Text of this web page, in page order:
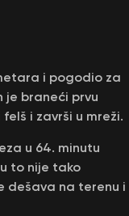
i pogodio za
je braneći prvu
i završi u mreži.
u 64. minutu
to nije tako
dešava na terenu i